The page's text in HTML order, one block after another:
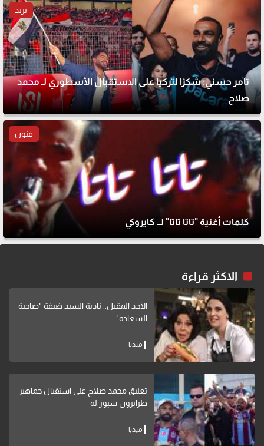
ترند
تامر حسني: شكرًا لتركيا على الاستقبال الأسطوري لـ محمد
صلاح
فنون
كلمات أغنية "تاتا تاتا" لــ كايروكي
الاكثر قراءة
الأحد المقبل.. نادية السيد ضيفة "صاحبة
السعادة"
ميديا
تعليق محمد صلاح على استقبال جماهير
طرابزون سبور له
ميديا